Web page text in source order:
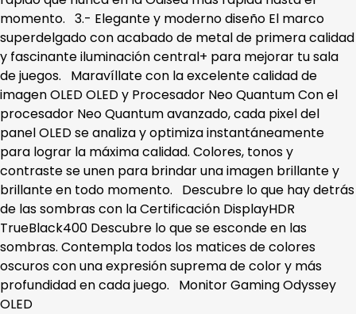
momento. 3.- Elegante y moderno diseño El marco
superdelgado con acabado de metal de primera calidad
y fascinante iluminación central+ para mejorar tu sala
de juegos. Maravíllate con la excelente calidad de
imagen OLED OLED y Procesador Neo Quantum Con el
procesador Neo Quantum avanzado, cada pixel del
panel OLED se analiza y optimiza instantáneamente
para lograr la máxima calidad. Colores, tonos y
contraste se unen para brindar una imagen brillante y
brillante en todo momento. Descubre lo que hay detrás
de las sombras con la Certificación DisplayHDR
TrueBlack400 Descubre lo que se esconde en las
sombras. Contempla todos los matices de colores
oscuros con una expresión suprema de color y más
profundidad en cada juego. Monitor Gaming Odyssey
OLED